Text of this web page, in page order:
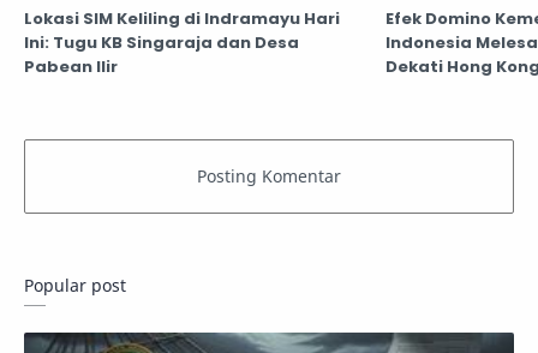
Lokasi SIM Keliling di Indramayu Hari
Ini: Tugu KB Singaraja dan Desa
Pabean Ilir
Efek Domino
Indonesia
Dekati Hong
Popular post